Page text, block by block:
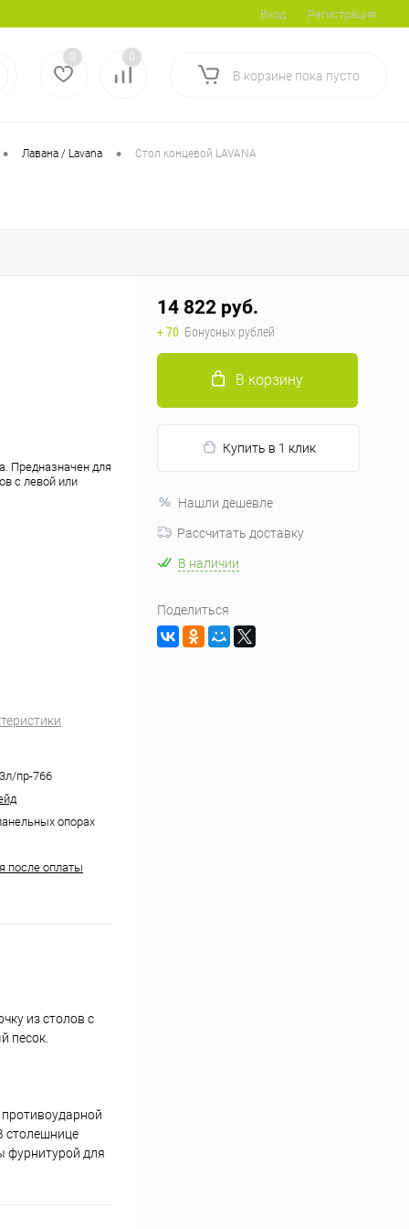
Вход Регистрация
0 0
В корзине пока пусто
• Лавана / Lavana • Стол концевой LAVANA
Предназначен для
с левой или
пр-766
опорах
после оплаты
из столов с
песок.
столешнице
фурнитурой для
14 822 руб.
+ 70 Бонусных рублей
В корзину
Купить в 1 клик
Нашли дешевле
Рассчитать доставку
В наличии
Поделиться